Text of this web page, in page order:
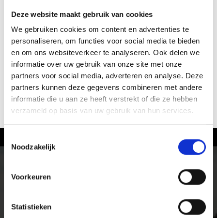
Deze website maakt gebruik van cookies
We gebruiken cookies om content en advertenties te
personaliseren, om functies voor social media te bieden
en om ons websiteverkeer te analyseren. Ook delen we
informatie over uw gebruik van onze site met onze
partners voor social media, adverteren en analyse. Deze
partners kunnen deze gegevens combineren met andere
informatie die u aan ze heeft verstrekt of die ze hebben
verzameld op basis van uw gebruik van hun services.
Noodzakelijk
Voorkeuren
Statistieken
OBERVINSCHGAU/ORTLERGEBIET
Fietsen in het Vinschgau
Op de racefiets of de mountainbike, over almen en
panoramaroutes, in het hooggebergte en over single
het Vinschgau in Zuid-Tirol op alle hoogtes met de